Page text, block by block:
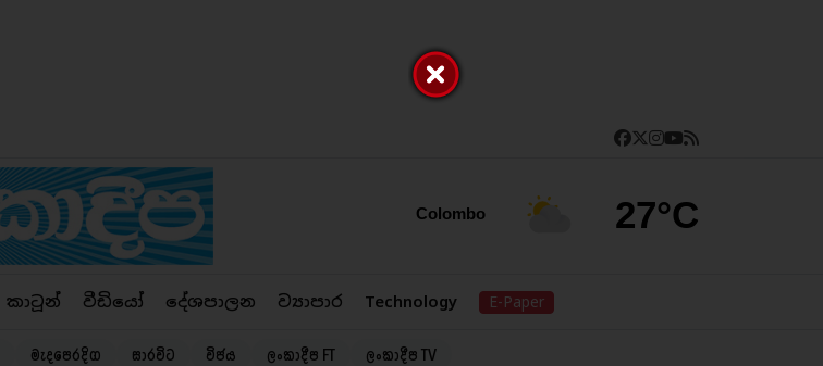
Colombo 27°C
කාටූන් වීඩියෝ දේශපාලන ව්‍යාපාර Technology E-Paper
මැදපෙරදිග සාරවිට විජය ලංකාදීප FT ලංකාදීප TV